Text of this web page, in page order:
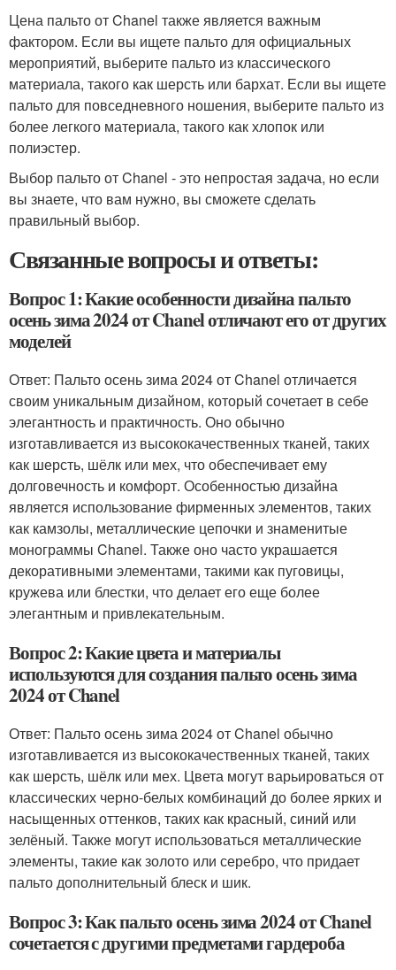
Цена пальто от Chanel также является важным
фактором. Если вы ищете пальто для официальных
мероприятий, выберите пальто из классического
материала, такого как шерсть или бархат. Если вы ищете
пальто для повседневного ношения, выберите пальто из
более легкого материала, такого как хлопок или
полиэстер.
Выбор пальто от Chanel - это непростая задача, но если
вы знаете, что вам нужно, вы сможете сделать
правильный выбор.
Связанные вопросы и ответы:
Вопрос 1: Какие особенности дизайна пальто
осень зима 2024 от Chanel отличают его от других
моделей
Ответ: Пальто осень зима 2024 от Chanel отличается
своим уникальным дизайном, который сочетает в себе
элегантность и практичность. Оно обычно
изготавливается из высококачественных тканей, таких
как шерсть, шёлк или мех, что обеспечивает ему
долговечность и комфорт. Особенностью дизайна
является использование фирменных элементов, таких
как камзолы, металлические цепочки и знаменитые
монограммы Chanel. Также оно часто украшается
декоративными элементами, такими как пуговицы,
кружева или блестки, что делает его еще более
элегантным и привлекательным.
Вопрос 2: Какие цвета и материалы
используются для создания пальто осень зима
2024 от Chanel
Ответ: Пальто осень зима 2024 от Chanel обычно
изготавливается из высококачественных тканей, таких
как шерсть, шёлк или мех. Цвета могут варьироваться от
классических черно-белых комбинаций до более ярких и
насыщенных оттенков, таких как красный, синий или
зелёный. Также могут использоваться металлические
элементы, такие как золото или серебро, что придает
пальто дополнительный блеск и шик.
Вопрос 3: Как пальто осень зима 2024 от Chanel
сочетается с другими предметами гардероба